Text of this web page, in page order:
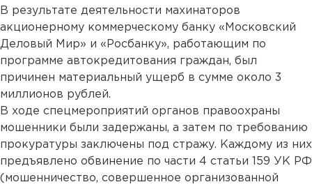
В результате деятельности махинаторов
акционерному коммерческому банку «Московский
Деловый Мир» и «Росбанку», работающим по
программе автокредитования граждан, был
причинен материальный ущерб в сумме около 3
миллионов рублей.
В ходе спецмероприятий органов правоохраны
мошенники были задержаны, а затем по требованию
прокуратуры заключены под стражу. Каждому из них
предъявлено обвинение по части 4 статьи 159 УК РФ
(мошенничество, совершенное организованной